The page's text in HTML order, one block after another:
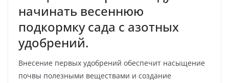
начинать весеннюю
подкормку сада с азотных
удобрений.
Внесение первых удобрений обеспечит насыщение
почвы полезными веществами и создание